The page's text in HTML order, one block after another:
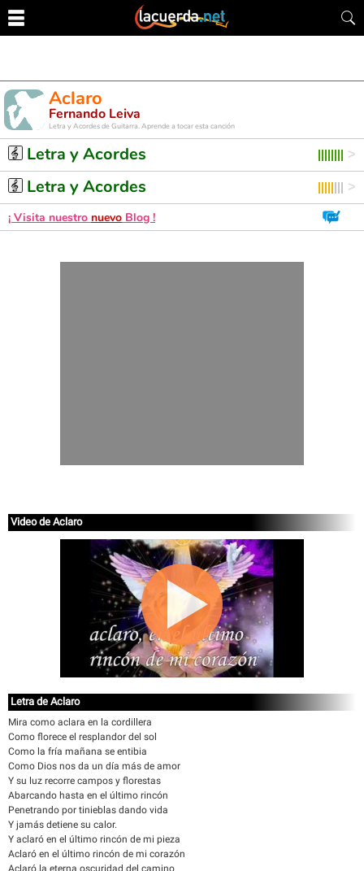
Aclaro
Fernando Leiva
Letra y Acordes de Guitarra. Aprende a tocar esta canción
Letra y Acordes
Letra y Acordes
¡ Visita nuestro nuevo Blog !
Video de Aclaro
Letra de Aclaro
Mira como aclara en la cordillera
Como florece el resplandor del sol
Como la fría mañana se entibia
Como Dios nos da un día más de amor
Y su luz recorre campos y florestas
Abarcando hasta en el último rincón
Penetrando por tinieblas dando vida
Y jamás detiene su calor.
Y aclaró en el último rincón de mi pieza
Aclaró en el último rincón de mi corazón
Aclaró la eterna oscuridad del camino